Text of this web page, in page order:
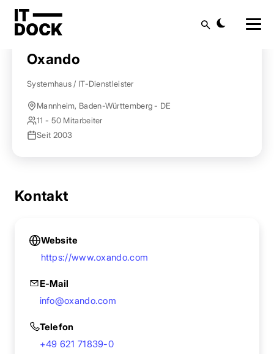
Startseite Anbieter finden
Oxando
Systemhaus / IT-Dienstleister
Mannheim, Baden-Württemberg - DE
11 - 50 Mitarbeiter
Seit 2003
Kontakt
Website
https://www.oxando.com
E-Mail
info@oxando.com
Telefon
+49 621 71839-0